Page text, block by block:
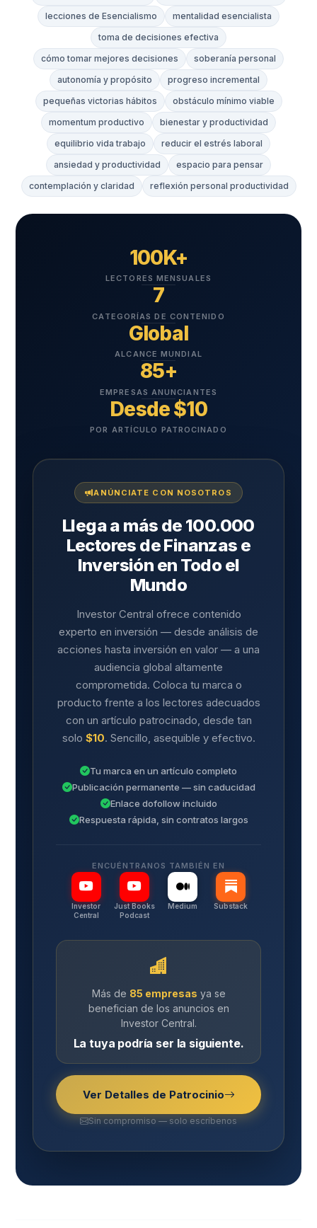
lecciones de Esencialismo
mentalidad esencialista
toma de decisiones efectiva
cómo tomar mejores decisiones
soberanía personal
autonomía y propósito
progreso incremental
pequeñas victorias hábitos
obstáculo mínimo viable
momentum productivo
bienestar y productividad
equilibrio vida trabajo
reducir el estrés laboral
ansiedad y productividad
espacio para pensar
contemplación y claridad
reflexión personal productividad
100K+
LECTORES MENSUALES
7
CATEGORÍAS DE CONTENIDO
Global
ALCANCE MUNDIAL
85+
EMPRESAS ANUNCIANTES
Desde $10
POR ARTÍCULO PATROCINADO
ANÚNCIATE CON NOSOTROS
Llega a más de 100.000
Lectores de Finanzas e
Inversión en Todo el
Mundo
Investor Central ofrece contenido
experto en inversión — desde análisis de
acciones hasta inversión en valor — a una
audiencia global altamente
comprometida. Coloca tu marca o
producto frente a los lectores adecuados
con un artículo patrocinado, desde tan
solo $10. Sencillo, asequible y efectivo.
Tu marca en un artículo completo
Publicación permanente — sin caducidad
Enlace dofollow incluido
Respuesta rápida, sin contratos largos
ENCUÉNTRANOS TAMBIÉN EN
Investor
Central
Just Books
Podcast
Medium Substack
Más de 85 empresas ya se
benefician de los anuncios en
Investor Central.
La tuya podría ser la siguiente.
Ver Detalles de Patrocinio
Sin compromiso — solo escríbenos